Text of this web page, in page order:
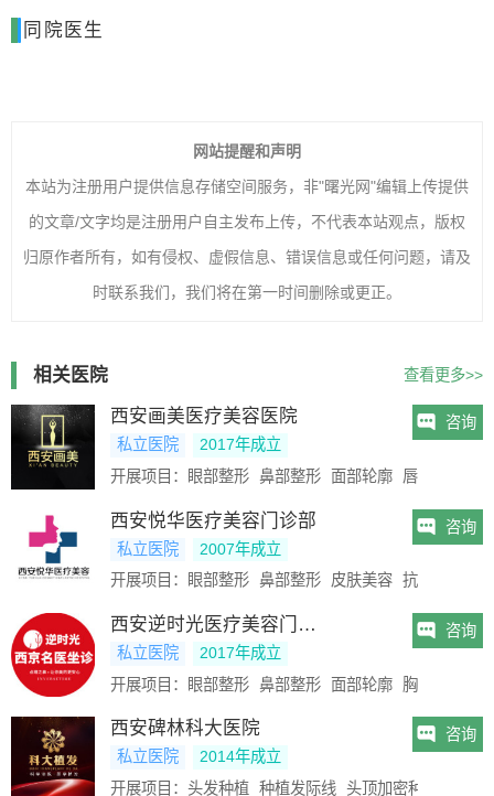
同院医生
网站提醒和声明
本站为注册用户提供信息存储空间服务，非"曙光网"编辑上传提供
的文章/文字均是注册用户自主发布上传，不代表本站观点，版权
归原作者所有，如有侵权、虚假信息、错误信息或任何问题，请及
时联系我们，我们将在第一时间删除或更正。
相关医院 查看更多>>
西安画美医疗美容医院
私立医院
2017年成立
开展项目：
眼部整形 鼻部整形 面部轮廓 唇部整形
咨询
西安悦华医疗美容门诊部
私立医院
2007年成立
开展项目：
眼部整形 鼻部整形 皮肤美容 抗衰抗初老
咨询
西安逆时光医疗美容门诊部
私立医院
2017年成立
开展项目：
眼部整形 鼻部整形 面部轮廓 胸部整形
咨询
西安碑林科大医院
私立医院
2014年成立
开展项目：头发种植 种植发际线 头顶加密种植
咨询